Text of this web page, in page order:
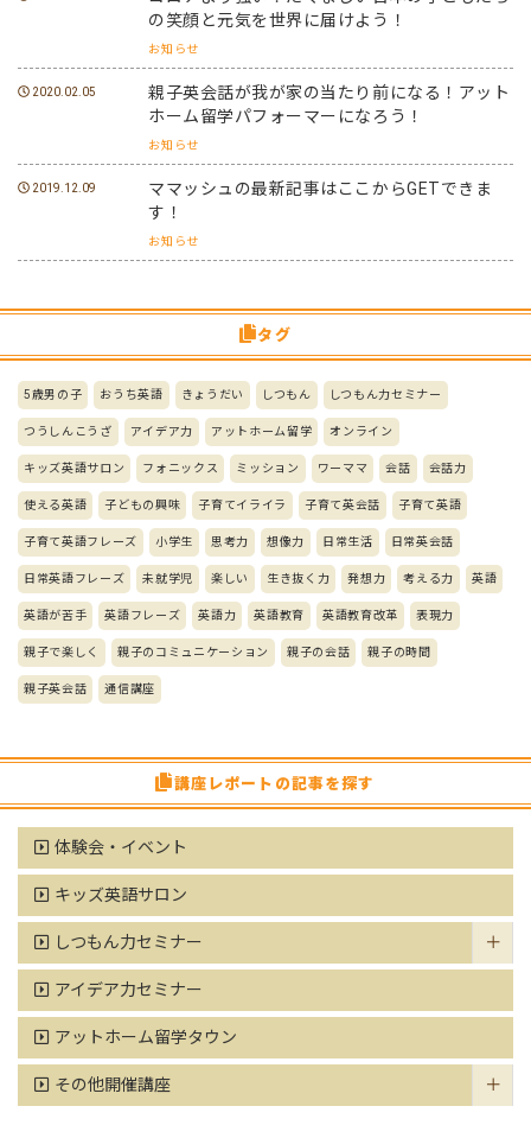
の笑顔と元気を世界に届けよう！
お知らせ
2020.02.05
親子英会話が我が家の当たり前になる！アット
ホーム留学パフォーマーになろう！
お知らせ
2019.12.09
ママッシュの最新記事はここからGETできま
す！
お知らせ
タグ
5歳男の子 おうち英語 きょうだい しつもん しつもん力セミナー
つうしんこうざ アイデア力 アットホーム留学 オンライン
キッズ英語サロン フォニックス ミッション ワーママ 会話 会話力
使える英語 子どもの興味 子育てイライラ 子育て英会話 子育て英語
子育て英語フレーズ 小学生 思考力 想像力 日常生活 日常英会話
日常英語フレーズ 未就学児 楽しい 生き抜く力 発想力 考える力 英語
英語が苦手 英語フレーズ 英語力 英語教育 英語教育改革 表現力
親子で楽しく 親子のコミュニケーション 親子の会話 親子の時間
親子英会話 通信講座
講座レポートの記事を探す
体験会・イベント
キッズ英語サロン
しつもん力セミナー
アイデア力セミナー
アットホーム留学タウン
その他開催講座